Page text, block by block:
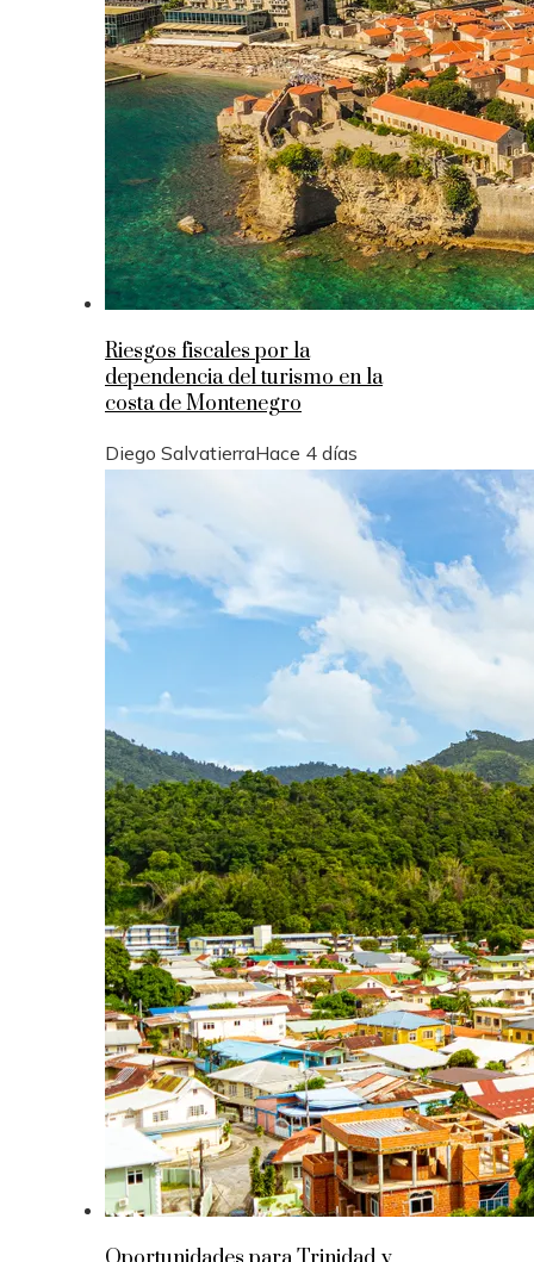
Riesgos fiscales por la
dependencia del turismo en la
costa de Montenegro
Diego SalvatierraHace 4 días